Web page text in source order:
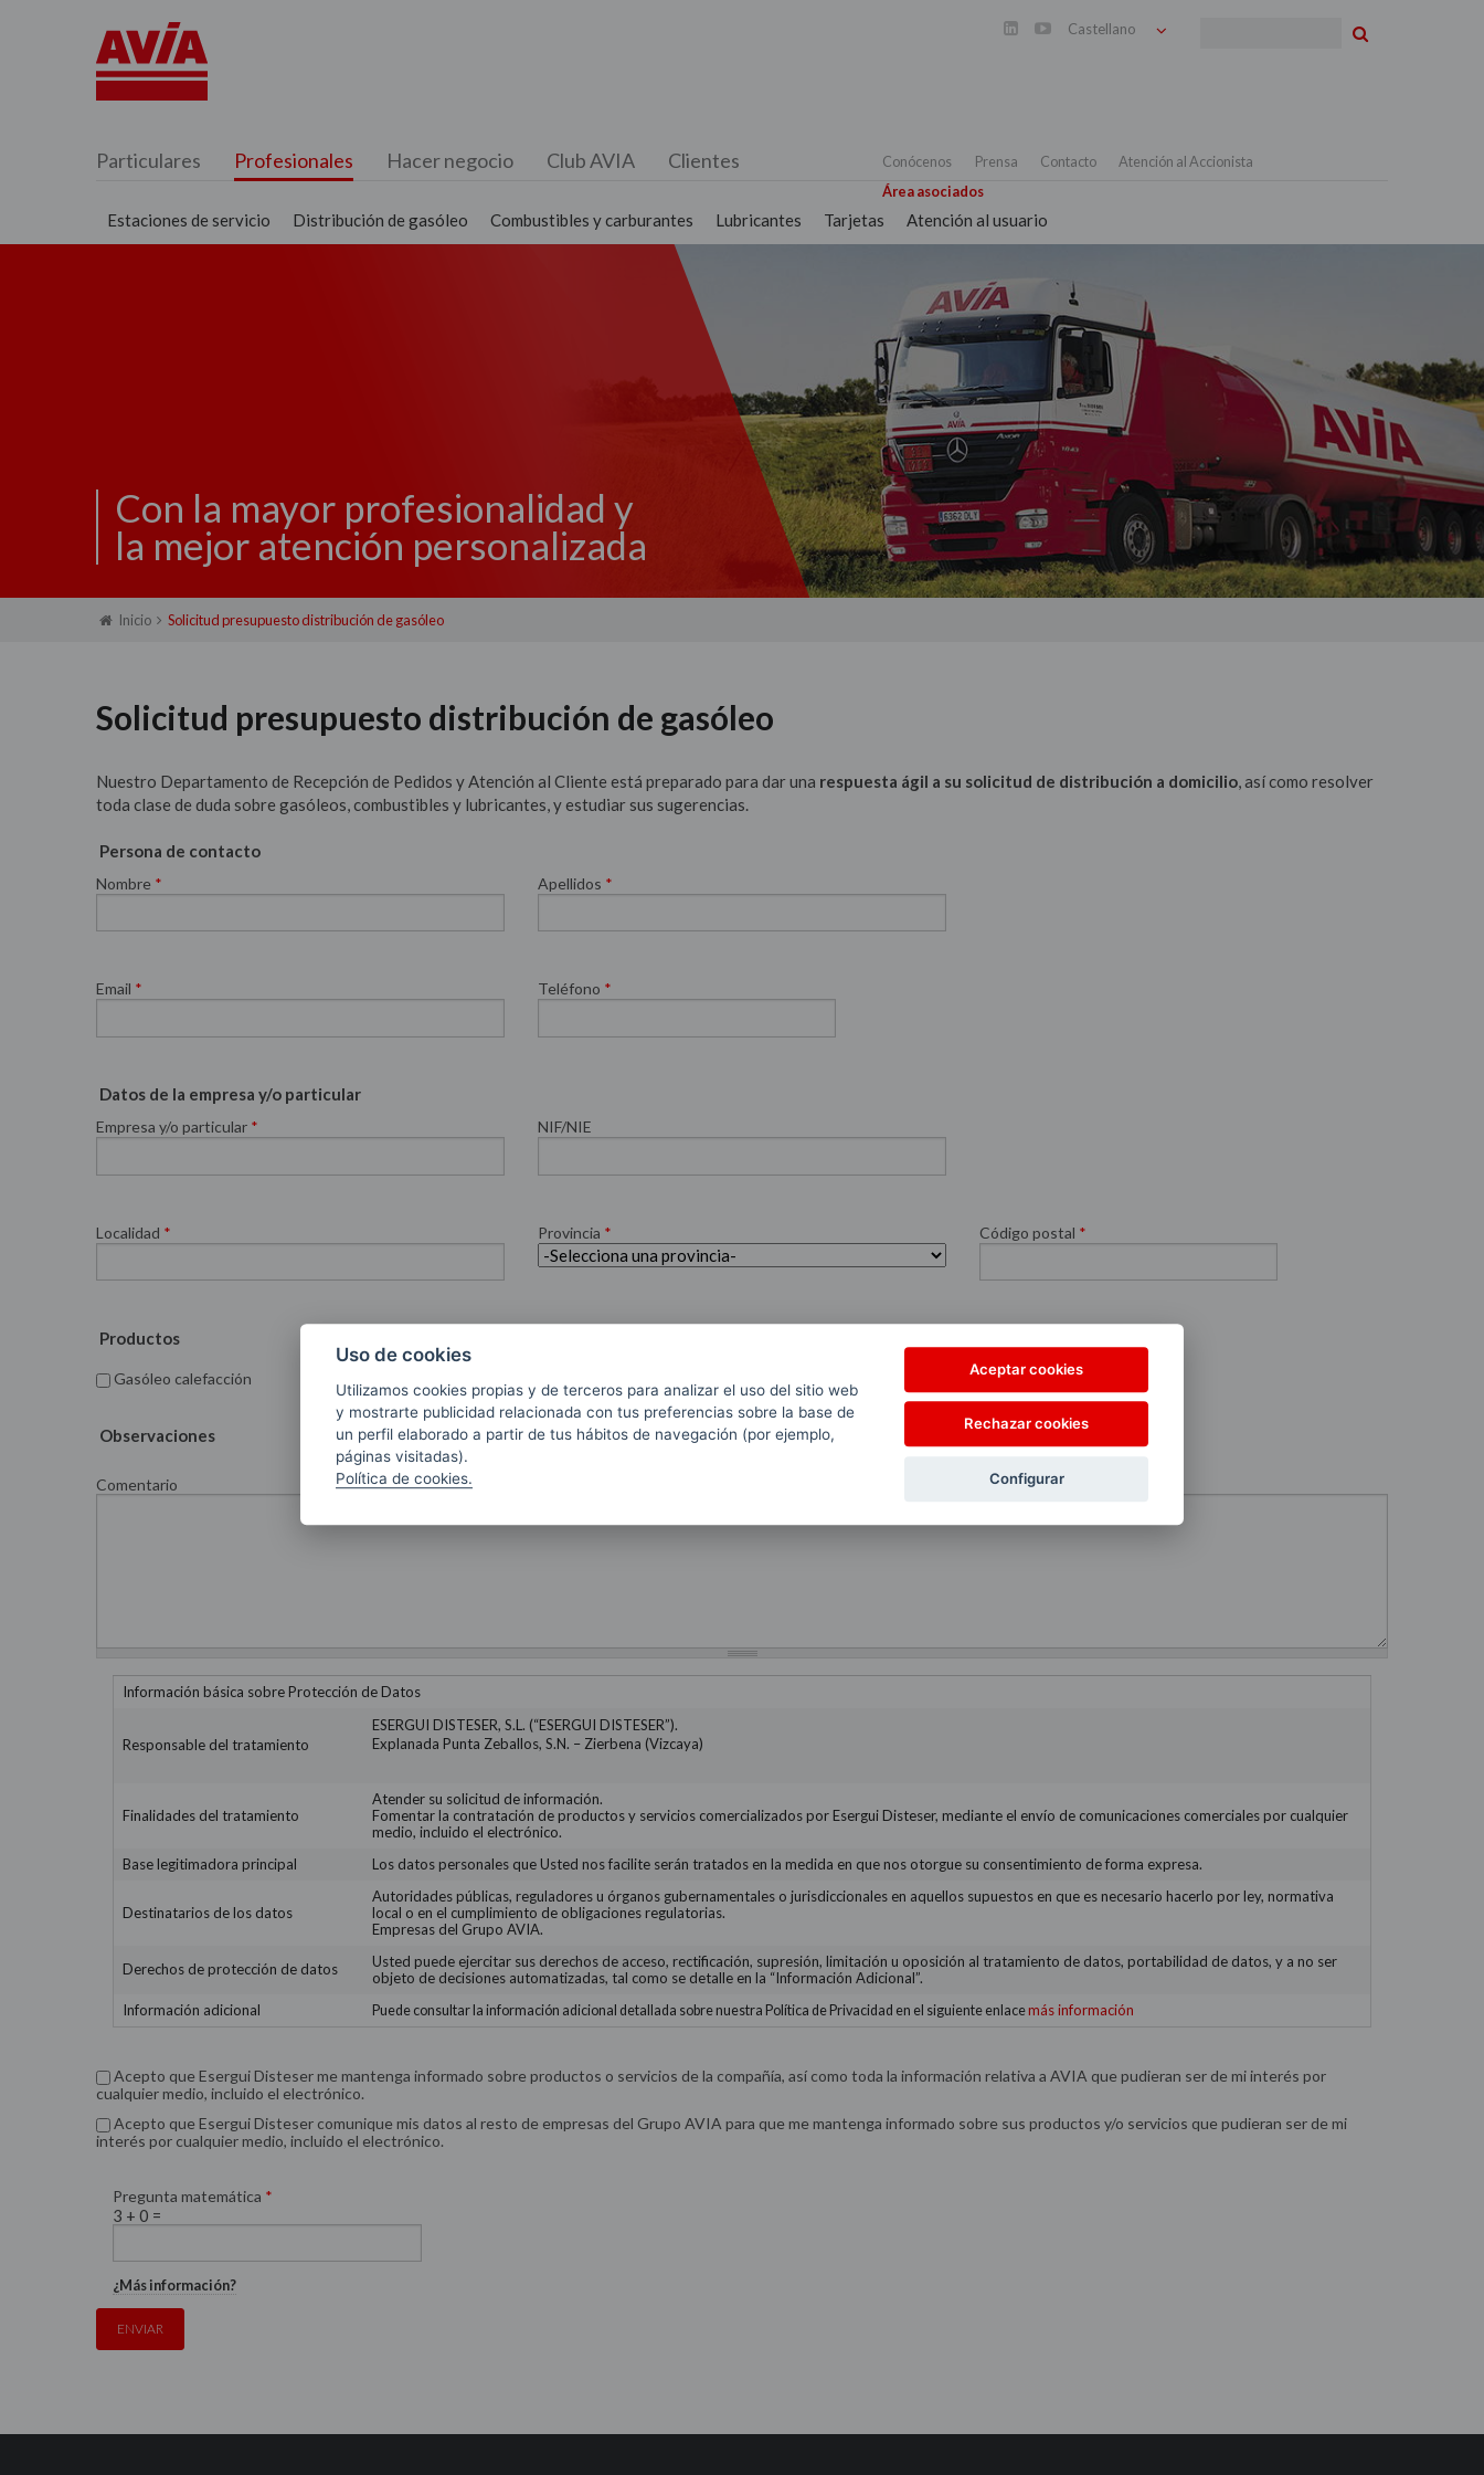
 
Particulares Profesionales Hacer negocio Club AVIA Clientes Conócenos Prensa Contacto
Atención al Accionista
Área asociados
Estaciones de servicio Distribución de gasóleo Combustibles y carburantes Lubricantes Tarjetas Atención al usuario
Con la mayor profesionalidad y
la mejor atención personalizada
Inicio Solicitud presupuesto distribución de gasóleo
Solicitud presupuesto distribución de gasóleo
Nuestro Departamento de Recepción de Pedidos y Atención al Cliente está preparado para dar una respuesta ágil a su solicitud de distribución a domicilio, así como resolver
toda clase de duda sobre gasóleos, combustibles y lubricantes, y estudiar sus sugerencias.
Persona de contacto
Nombre * Apellidos *
Email * Teléfono *
Datos de la empresa y/o particular
Empresa y/o particular * NIF/NIE
Localidad * Provincia * Código postal *
Productos
Gasóleo calefacción
Observaciones
Comentario
Información básica sobre Protección de Datos
Responsable del tratamiento
ESERGUI DISTESER, S.L. (“ESERGUI DISTESER”).
Explanada Punta Zeballos, S.N. – Zierbena (Vizcaya)
Finalidades del tratamiento
Atender su solicitud de información.
Fomentar la contratación de productos y servicios comercializados por Esergui Disteser, mediante el envío de comunicaciones comerciales por cualquier
medio, incluido el electrónico.
Base legitimadora principal
Los datos personales que Usted nos facilite serán tratados en la medida en que nos otorgue su consentimiento de forma expresa.
Destinatarios de los datos
Autoridades públicas, reguladores u órganos gubernamentales o jurisdiccionales en aquellos supuestos en que es necesario hacerlo por ley, normativa
local o en el cumplimiento de obligaciones regulatorias.
Empresas del Grupo AVIA.
Derechos de protección de datos
Usted puede ejercitar sus derechos de acceso, rectificación, supresión, limitación u oposición al tratamiento de datos, portabilidad de datos, y a no ser
objeto de decisiones automatizadas, tal como se detalle en la “Información Adicional”.
Información adicional
Puede consultar la información adicional detallada sobre nuestra Política de Privacidad en el siguiente enlacemás información
Acepto que Esergui Disteser me mantenga informado sobre productos o servicios de la compañía, así como toda la información relativa a AVIA que pudieran ser de mi interés por
cualquier medio, incluido el electrónico.
Acepto que Esergui Disteser comunique mis datos al resto de empresas del Grupo AVIA para que me mantenga informado sobre sus productos y/o servicios que pudieran ser de mi
interés por cualquier medio, incluido el electrónico.
Pregunta matemática *
3 + 0 =
¿Más información?
ENVIAR
Uso de cookies
Utilizamos cookies propias y de terceros para analizar el uso del sitio web
y mostrarte publicidad relacionada con tus preferencias sobre la base de
un perfil elaborado a partir de tus hábitos de navegación (por ejemplo,
páginas visitadas).
Política de cookies.
Aceptar cookies
Rechazar cookies
Configurar